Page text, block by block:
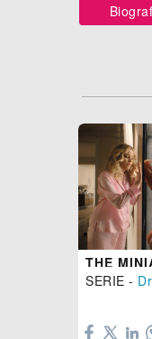
SERIE -